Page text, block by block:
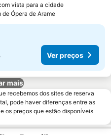
vista para a cidade
de Ópera de Arame
Ver preços
mais
recebemos dos sites de reserva
pode haver diferenças entre as
os preços que estão disponíveis